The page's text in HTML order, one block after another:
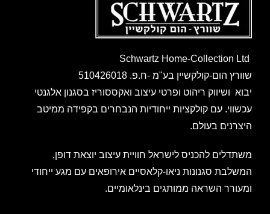
שוורץ הום-קולקשיין בע"מ -ח.פ. 510426018
יבוא ושיווק ריהוט ופרטי עיצוב ואקססוריז בסגנון אלגנטי
עכשווי. עם קולקציות ייחודיות הנבחרים בקפידה ממיטב
היצרנים בעולם.
משתדלים להכניס לישראל חוויית עיצוב יוצאת דופן,
המשלבת סגנונות ניאו-קלאסיים אירופאים עם מגע ייחודי
ומעורר השראה ממותגים בינלאומיים.